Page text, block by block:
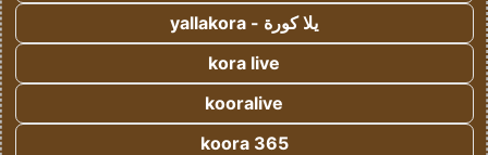
يلا كورة - yallakora
kora live
kooralive
koora 365